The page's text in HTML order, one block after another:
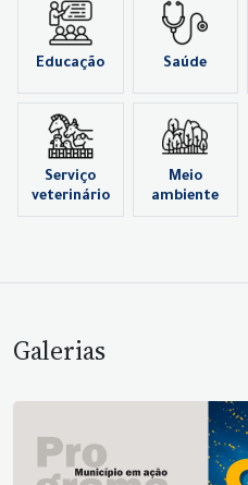
Educação Saúde
Serviço
veterinário
Meio
ambiente
Galerias